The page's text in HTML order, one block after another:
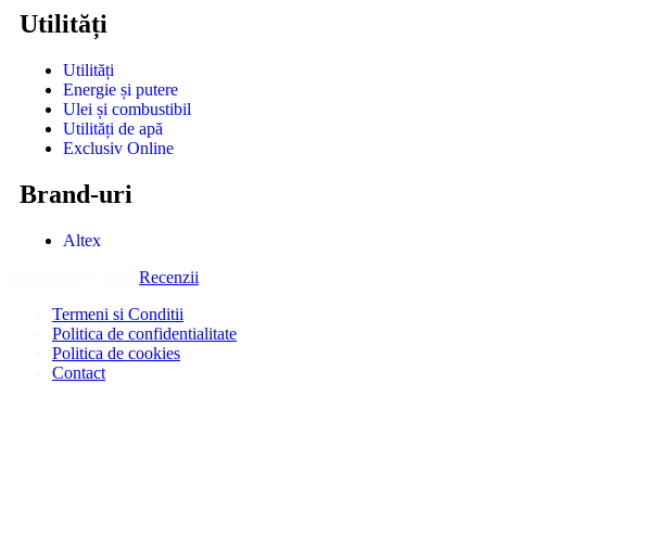
Utilități
Utilități
Energie și putere
Ulei și combustibil
Utilități de apă
Exclusiv Online
Brand-uri
Altex
Recenzii
Termeni si Conditii
Politica de confidentialitate
Politica de cookies
Contact